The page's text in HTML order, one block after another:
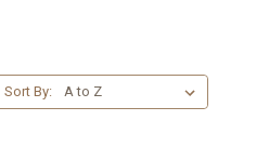
Sort By: